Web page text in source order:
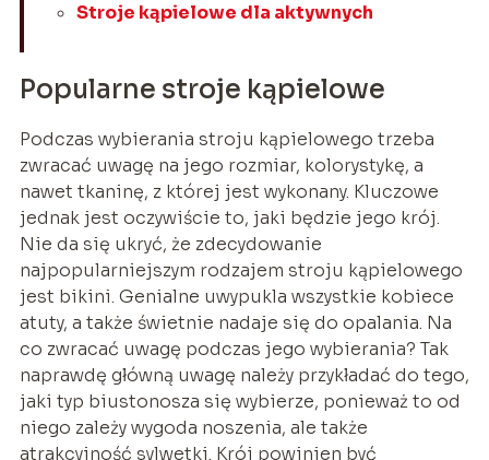
Stroje kąpielowe dla aktywnych
Popularne stroje kąpielowe
Podczas wybierania stroju kąpielowego trzeba
zwracać uwagę na jego rozmiar, kolorystykę, a
nawet tkaninę, z której jest wykonany. Kluczowe
jednak jest oczywiście to, jaki będzie jego krój.
Nie da się ukryć, że zdecydowanie
najpopularniejszym rodzajem stroju kąpielowego
jest bikini. Genialne uwypukla wszystkie kobiece
atuty, a także świetnie nadaje się do opalania. Na
co zwracać uwagę podczas jego wybierania? Tak
naprawdę główną uwagę należy przykładać do tego,
jaki typ biustonosza się wybierze, ponieważ to od
niego zależy wygoda noszenia, ale także
atrakcyjność sylwetki. Krój powinien być